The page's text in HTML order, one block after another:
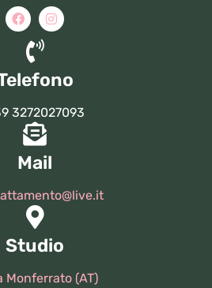
3272027093
Mail
Studio
Monferrato (AT)